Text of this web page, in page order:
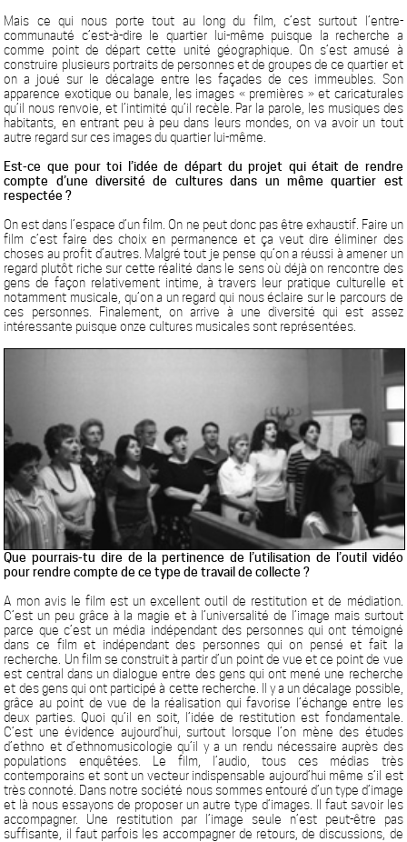
Mais ce qui nous porte tout au long du film, c’est surtout l’entre-
communauté c’est-à-dire le quartier lui-même puisque la recherche a
comme point de départ cette unité géographique. On s’est amusé à
construire plusieurs portraits de personnes et de groupes de ce quartier et
on a joué sur le décalage entre les façades de ces immeubles. Son
apparence exotique ou banale, les images « premières » et caricaturales
qu’il nous renvoie, et l’intimité qu’il recèle. Par la parole, les musiques des
habitants, en entrant peu à peu dans leurs mondes, on va avoir un tout
autre regard sur ces images du quartier lui-même.
Est-ce que pour toi l’idée de départ du projet qui était de rendre
compte d’une diversité de cultures dans un même quartier est
respectée ?
On est dans l’espace d’un film. On ne peut donc pas être exhaustif. Faire un
film c’est faire des choix en permanence et ça veut dire éliminer des
choses au profit d’autres. Malgré tout je pense qu’on a réussi à amener un
regard plutôt riche sur cette réalité dans le sens où déjà on rencontre des
gens de façon relativement intime, à travers leur pratique culturelle et
notamment musicale, qu’on a un regard qui nous éclaire sur le parcours de
ces personnes. Finalement, on arrive à une diversité qui est assez
intéressante puisque onze cultures musicales sont représentées.
Que pourrais-tu dire de la pertinence de l’utilisation de l’outil vidéo
pour rendre compte de ce type de travail de collecte ?
A mon avis le film est un excellent outil de restitution et de médiation.
C’est un peu grâce à la magie et à l’universalité de l’image mais surtout
parce que c’est un média indépendant des personnes qui ont témoigné
dans ce film et indépendant des personnes qui on pensé et fait la
recherche. Un film se construit à partir d’un point de vue et ce point de vue
est central dans un dialogue entre des gens qui ont mené une recherche
et des gens qui ont participé à cette recherche. Il y a un décalage possible,
grâce au point de vue de la réalisation qui favorise l’échange entre les
deux parties. Quoi qu’il en soit, l’idée de restitution est fondamentale.
C’est une évidence aujourd’hui, surtout lorsque l’on mène des études
d’ethno et d’ethnomusicologie qu’il y a un rendu nécessaire auprès des
populations enquêtées. Le film, l’audio, tous ces médias très
contemporains et sont un vecteur indispensable aujourd’hui même s’il est
très connoté. Dans notre société nous sommes entouré d’un type d’image
et là nous essayons de proposer un autre type d’images. Il faut savoir les
accompagner. Une restitution par l’image seule n’est peut-être pas
suffisante, il faut parfois les accompagner de retours, de discussions, de